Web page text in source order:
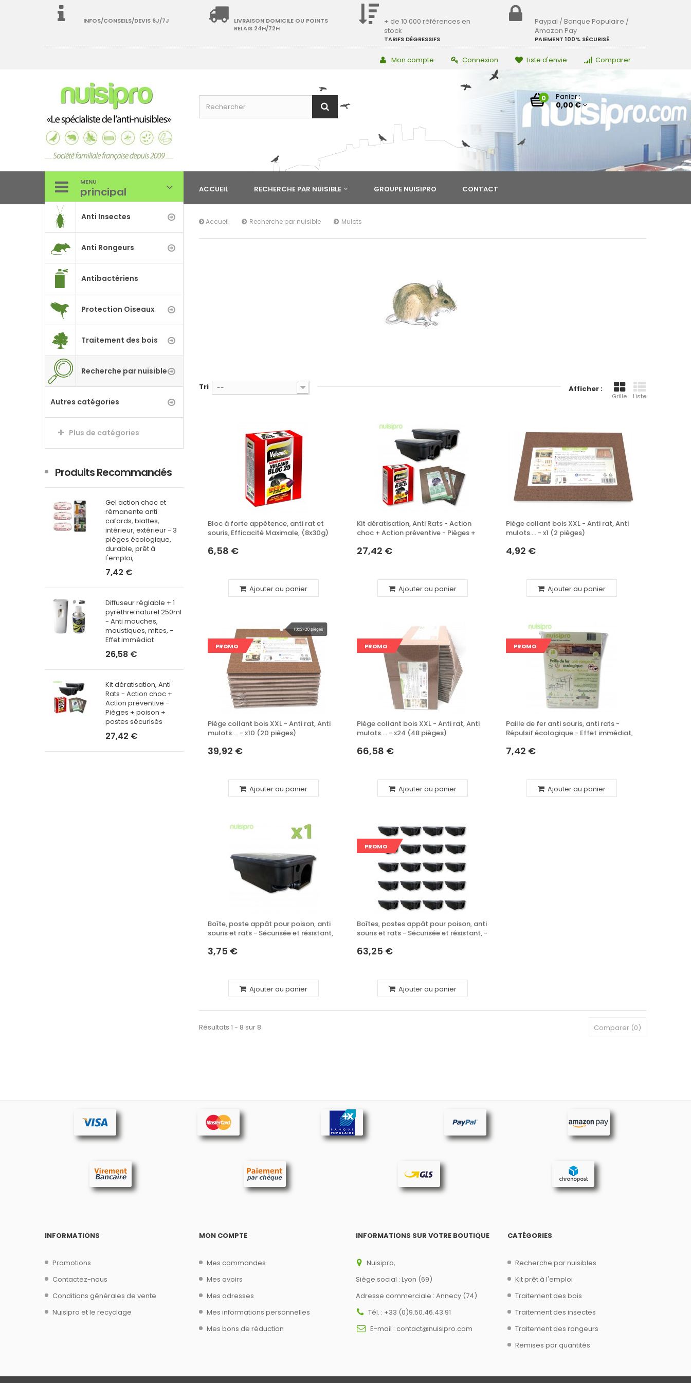
INFOS/CONSEILS/DEVIS 6J/7J
LIVRAISON DOMICILE OU POINTS
RELAIS 24H/72H
+ de 10 000 références en
stock
TARIFS DÉGRESSIFS
Paypal / Banque Populaire /
Amazon Pay
PAIEMENT 100% SÉCURISÉ
Mon compte Connexion Liste d'envie Comparer
0 Panier :
0,00 €
MENU
principal
Anti Insectes
Anti Rongeurs
Antibactériens
Protection Oiseaux
Traitement des bois
Recherche par nuisible
Autres catégories
Plus de catégories
ACCUEIL RECHERCHE PAR NUISIBLE GROUPE NUISIPRO CONTACT
Produits Recommandés
Gel action choc et
rémanente anti
cafards, blattes,
intérieur, extérieur - 3
Diffuseur réglable + 1
pyrèthre naturel 250ml
- Anti mouches,
moustiques, mites, -
Kit dératisation, Anti
Rats - Action choc +
Action préventive -
Pièges + poison +
- Puissant Anti Puces,
Anti Punaise de lit - 3 x
24,08 €
Etui pâte empoisonné
(15x10g) - Paille de fer
10,75 €
Piège collant plastique
- Anti rat, Anti souris.... -
x10 (20 pièges)
Moustiques concentré
produit à pulvériser
20,75 €
Frelon Asiatique – Kit
Complet avec Attractif
Recharge pour Piège à
Attractif Concentré –
Lot 5x50ml–
Pièges
Accueil Recherche par nuisible Mulots
Afficher :
Grille Liste
Tri --
Bloc à forte appétence, anti rat et
souris, Efficacité Maximale, (8x30g)
6,58 €
Ajouter au panier
Kit dératisation, Anti Rats - Action
choc + Action préventive - Pièges +
27,42 €
Ajouter au panier
Piège collant bois XXL - Anti rat, Anti
mulots.... - x1 (2 pièges)
4,92 €
Ajouter au panier
PROMO
Piège collant bois XXL - Anti rat, Anti
mulots.... - x10 (20 pièges)
39,92 €
Ajouter au panier
PROMO
Piège collant bois XXL - Anti rat, Anti
mulots.... - x24 (48 pièges)
66,58 €
Ajouter au panier
PROMO
Paille de fer anti souris, anti rats -
Répulsif écologique - Effet immédiat,
7,42 €
Ajouter au panier
Boîte, poste appât pour poison, anti
souris et rats - Sécurisée et résistant,
3,75 €
Ajouter au panier
PROMO
Boîtes, postes appât pour poison, anti
souris et rats - Sécurisée et résistant, -
63,25 €
Ajouter au panier
Comparer (0)
Résultats 1 - 8 sur 8.
INFORMATIONS
Promotions
Contactez-nous
Conditions générales de vente
Nuisipro et le recyclage
MON COMPTE
Mes commandes
Mes avoirs
Mes adresses
Mes informations personnelles
Mes bons de réduction
INFORMATIONS SUR VOTRE BOUTIQUE
Nuisipro,
Siège social : Lyon (69)
Adresse commerciale : Annecy (74)
Tél. : +33 (0)9.50.46.43.91
E-mail : contact@nuisipro.com
CATÉGORIES
Recherche par nuisibles
Kit prêt à l'emploi
Traitement des bois
Traitement des insectes
Traitement des rongeurs
Remises par quantités